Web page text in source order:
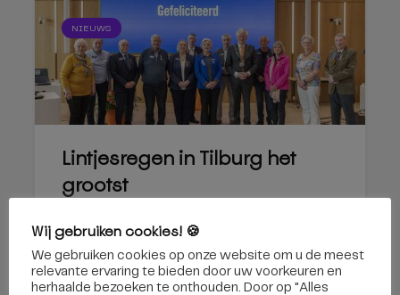
NIEUWS
Lintjesregen in Tilburg het
grootst
Wij gebruiken cookies! 🍪
We gebruiken cookies op onze website om u de meest
relevante ervaring te bieden door uw voorkeuren en
herhaalde bezoeken te onthouden. Door op "Alles